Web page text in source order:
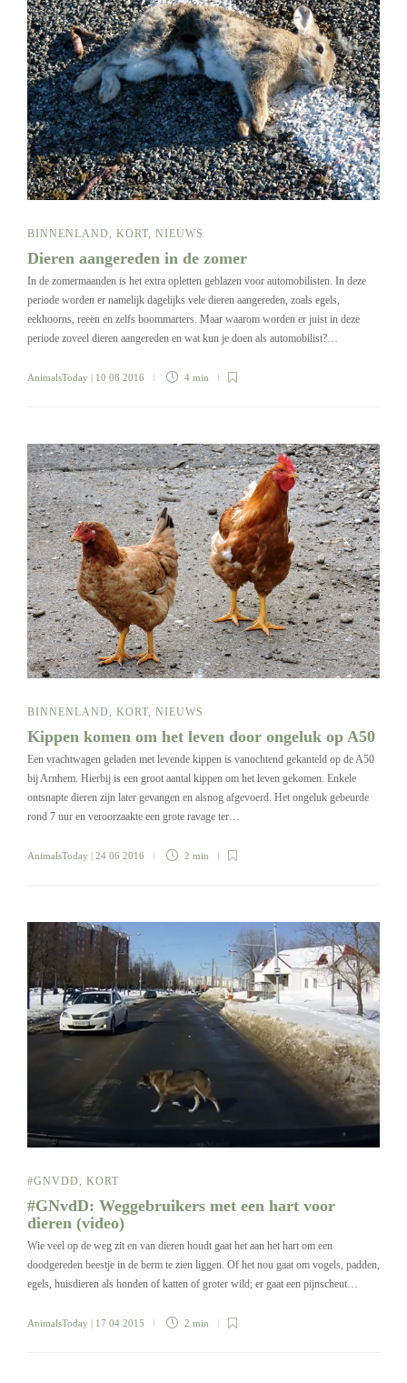
BINNENLAND, KORT, NIEUWS
Dieren aangereden in de zomer
In de zomermaanden is het extra opletten geblazen voor automobilisten. In deze
periode worden er namelijk dagelijks vele dieren aangereden, zoals egels,
eekhoorns, reeën en zelfs boommarters. Maar waarom worden er juist in deze
periode zoveel dieren aangereden en wat kun je doen als automobilist?…
AnimalsToday | 10 08 2016 4 min
BINNENLAND, KORT, NIEUWS
Kippen komen om het leven door ongeluk op A50
Een vrachtwagen geladen met levende kippen is vanochtend gekanteld op de A50
bij Arnhem. Hierbij is een groot aantal kippen om het leven gekomen. Enkele
ontsnapte dieren zijn later gevangen en alsnog afgevoerd. Het ongeluk gebeurde
rond 7 uur en veroorzaakte een grote ravage ter…
AnimalsToday | 24 06 2016 2 min
#GNVDD, KORT
#GNvdD: Weggebruikers met een hart voor
dieren (video)
Wie veel op de weg zit en van dieren houdt gaat het aan het hart om een
doodgereden beestje in de berm te zien liggen. Of het nou gaat om vogels, padden,
egels, huisdieren als honden of katten of groter wild; er gaat een pijnscheut…
AnimalsToday | 17 04 2015 2 min